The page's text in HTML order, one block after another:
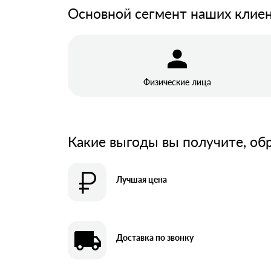
Евроштакетник
Расходники и комплектующие
Основной сегмент наших
Физические лица
Какие выгоды вы получите,
Лучшая цена
Доставка по звонку